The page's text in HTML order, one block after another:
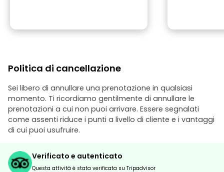
Politica di cancellazione
Sei libero di annullare una prenotazione in qualsiasi
momento. Ti ricordiamo gentilmente di annullare le
prenotazioni a cui non puoi arrivare. Essere segnalati
come assenti riduce i punti a livello di cliente e i vantaggi
di cui puoi usufruire.
Verificato e autenticato
Questa attività è stata verificata su Tripadvisor